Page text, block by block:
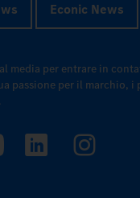
Econic News
media per entrare in
passione per il marchio, i